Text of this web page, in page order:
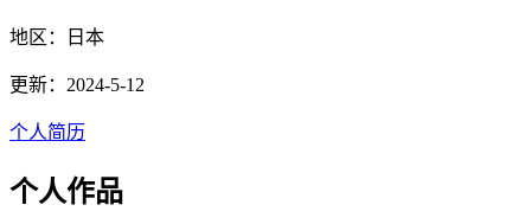
地区：日本
更新：2024-5-12
个人简历
个人作品